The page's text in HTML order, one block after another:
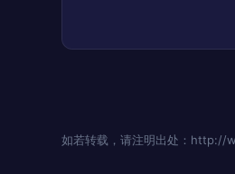
如若转载，请注明出处：